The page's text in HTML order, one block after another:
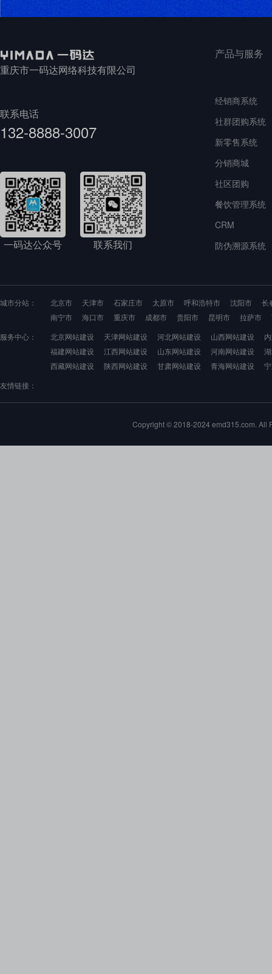
重庆市一码达网络科技有限公司
联系电话
132-8888-3007
一码达公众号 联系我们
产品与服务
经销商系统
社群团购系统
新零售系统
分销商城
社区团购
餐饮管理系统
CRM
防伪溯源系统
城市分站： 北京市 天津市 石家庄市 太原市 呼和浩特市 沈阳市
长
南宁市
海口市 重庆市 成都市 贵阳市 昆明市 拉萨市
服务中心：
北京网站建设 天津网站建设 河北网站建设 山西网站建设
福建网站建设
江西网站建设 山东网站建设 河南网站建设
西藏网站建设
陕西网站建设 甘肃网站建设 青海网站建设
友情链接：
Copyright © 2018-2024 emd315.com. All